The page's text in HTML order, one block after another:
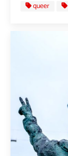
queer